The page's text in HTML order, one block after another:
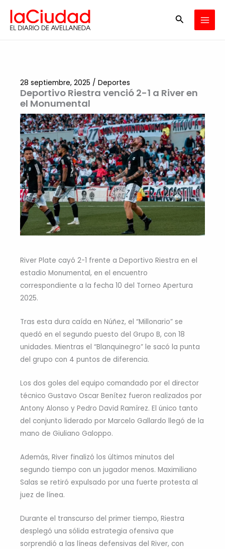
contenido
Buscar
Deportivo Riestra venció 2-1 a River en
el Monumental
28 septiembre, 2025 / Deportes
River Plate cayó 2-1 frente a Deportivo Riestra en el
estadio Monumental, en el encuentro
correspondiente a la fecha 10 del Torneo Apertura
2025.
Tras esta dura caída en Núñez, el “Millonario” se
quedó en el segundo puesto del Grupo B, con 18
unidades. Mientras el “Blanquinegro” le sacó la punta
del grupo con 4 puntos de diferencia.
Los dos goles del equipo comandado por el director
técnico Gustavo Oscar Benítez fueron realizados por
Antony Alonso y Pedro David Ramírez. El único tanto
del conjunto liderado por Marcelo Gallardo llegó de la
mano de Giuliano Galoppo.
Además, River finalizó los últimos minutos del
segundo tiempo con un jugador menos. Maximiliano
Salas se retiró expulsado por una fuerte protesta al
juez de línea.
Durante el transcurso del primer tiempo, Riestra
desplegó una sólida estrategia ofensiva que
sorprendió a las líneas defensivas del River, con